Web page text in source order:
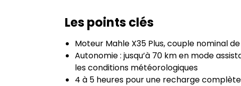
Les points clés
Moteur Mahle X35 Plus, couple nominal
Autonomie : jusqu’à 70 km en mode
les conditions météorologiques
4 à 5 heures pour une recharge